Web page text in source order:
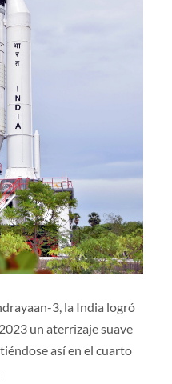
3, la India logró
un aterrizaje suave
así en el cuarto